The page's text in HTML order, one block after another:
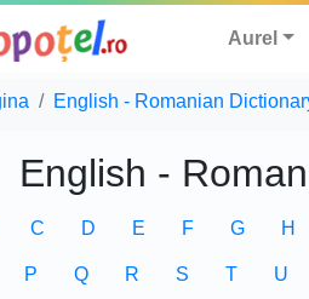
Aurel
English - Romanian
English -
C D E F G H
P Q R S T U